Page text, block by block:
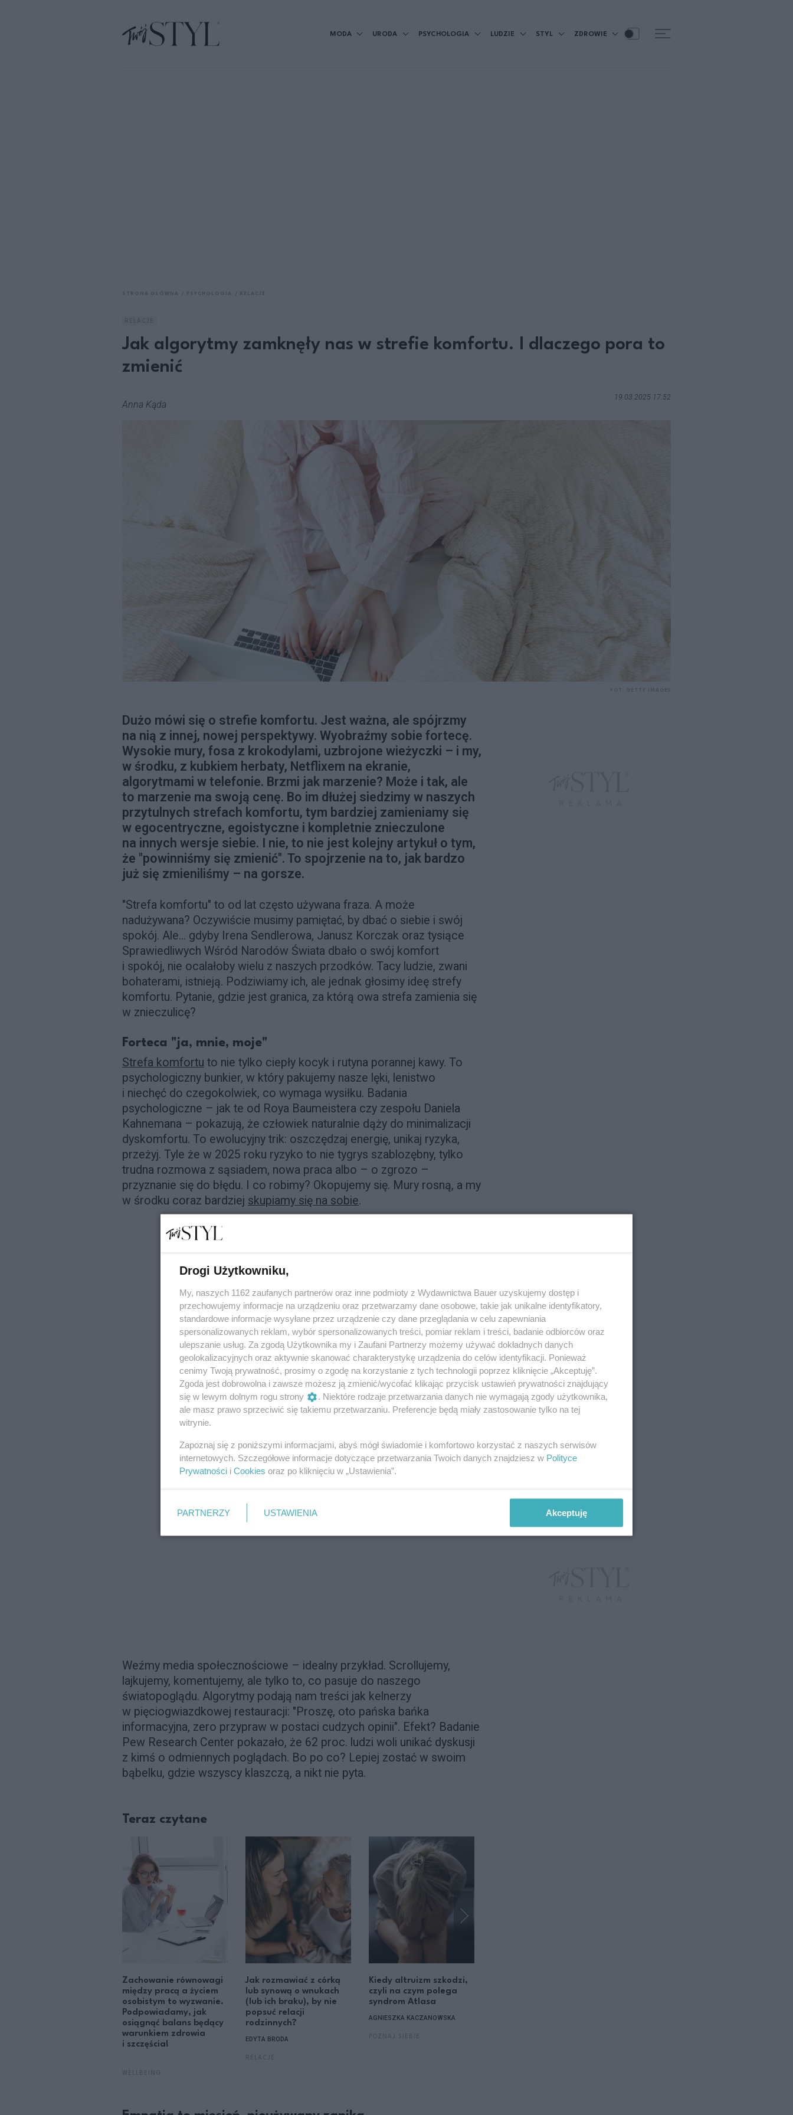
MODA URODA PSYCHOLOGIA LUDZIE STYL ZDROWIE
Jak algorytmy zamknęły nas w strefie komfortu. I dlaczego pora to
zmienić
Anna Kąda
19.03.2025 17:52
Dużo mówi się o strefie komfortu. Jest ważna, ale spójrzmy
na nią z innej, nowej perspektywy. Wyobraźmy sobie fortecę.
Wysokie mury, fosa z krokodylami, uzbrojone wieżyczki – i my,
w środku, z kubkiem herbaty, Netflixem na ekranie,
algorytmami w telefonie. Brzmi jak marzenie? Może i tak, ale
to marzenie ma swoją cenę. Bo im dłużej siedzimy w naszych
przytulnych strefach komfortu, tym bardziej zamieniamy się
w egocentryczne, egoistyczne i kompletnie znieczulone
na innych wersje siebie. I nie, to nie jest kolejny artykuł o tym,
że "powinniśmy się zmienić". To spojrzenie na to, jak bardzo
już się zmieniliśmy – na gorsze.
"Strefa komfortu" to od lat często używana fraza. A może
nadużywana? Oczywiście musimy pamiętać, by dbać o siebie i swój
spokój. Ale... gdyby Irena Sendlerowa, Janusz Korczak oraz tysiące
Sprawiedliwych Wśród Narodów Świata dbało o swój komfort
i spokój, nie ocalałoby wielu z naszych przodków. Tacy ludzie, zwani
bohaterami, istnieją. Podziwiamy ich, ale jednak głosimy ideę strefy
komfortu. Pytanie, gdzie jest granica, za którą owa strefa zamienia się
w znieczulicę?
Forteca "ja, mnie, moje"
Strefa komfortu to nie tylko ciepły kocyk i rutyna porannej kawy. To
psychologiczny bunkier, w który pakujemy nasze lęki, lenistwo
i niechęć do czegokolwiek, co wymaga wysiłku. Badania
psychologiczne – jak te od Roya Baumeistera czy zespołu Daniela
Kahnemana – pokazują, że człowiek naturalnie dąży do minimalizacji
dyskomfortu. To ewolucyjny trik: oszczędzaj energię, unikaj ryzyka,
przeżyj. Tyle że w 2025 roku ryzyko to nie tygrys szablozębny, tylko
trudna rozmowa z sąsiadem, nowa praca albo – o zgrozo –
przyznanie się do błędu. I co robimy? Okopujemy się. Mury rosną, a my
w środku coraz bardziej skupiamy się na sobie.
Weźmy media społecznościowe – idealny przykład. Scrollujemy,
lajkujemy, komentujemy, ale tylko to, co pasuje do naszego
światopoglądu. Algorytmy podają nam treści jak kelnerzy
w pięciogwiazdkowej restauracji: "Proszę, oto pańska bańka
informacyjna, zero przypraw w postaci cudzych opinii". Efekt? Badanie
Pew Research Center pokazało, że 62 proc. ludzi woli unikać dyskusji
z kimś o odmiennych poglądach. Bo po co? Lepiej zostać w swoim
bąbelku, gdzie wszyscy klaszczą, a nikt nie pyta.
Teraz czytane
Zachowanie równowagi
między pracą a życiem
osobistym to wyzwanie.
Podpowiadamy, jak
osiągnąć balans będący
warunkiem zdrowia
i szczęścia!
Jak rozmawiać z córką
lub synową o wnukach
(lub ich braku), by nie
popsuć relacji
rodzinnych?
EDYTA BRODA
Kiedy altruizm szkodzi,
czyli na czym polega
syndrom Atlasa
AGNIESZKA KACZANOWSKA
Drogi Użytkowniku,
My, naszych 1162 zaufanych partnerów oraz inne podmioty z Wydawnictwa Bauer uzyskujemy dostęp i
przechowujemy informacje na urządzeniu oraz przetwarzamy dane osobowe, takie jak unikalne identyfikatory,
standardowe informacje wysyłane przez urządzenie czy dane przeglądania w celu zapewniania
spersonalizowanych reklam, wybór spersonalizowanych treści, pomiar reklam i treści, badanie odbiorców oraz
ulepszanie usług. Za zgodą Użytkownika my i Zaufani Partnerzy możemy używać dokładnych danych
geolokalizacyjnych oraz aktywnie skanować charakterystykę urządzenia do celów identyfikacji. Ponieważ
cenimy Twoją prywatność, prosimy o zgodę na korzystanie z tych technologii poprzez kliknięcie „Akceptuję”.
Zgoda jest dobrowolna i zawsze możesz ją zmienić/wycofać klikając przycisk ustawień prywatności znajdujący
się w lewym dolnym rogu strony
. Niektóre rodzaje przetwarzania danych nie wymagają zgody użytkownika,
ale masz prawo sprzeciwić się takiemu przetwarzaniu. Preferencje będą miały zastosowanie tylko na tej
witrynie.
Zapoznaj się z poniższymi informacjami, abyś mógł świadomie i komfortowo korzystać z naszych serwisów
internetowych. Szczegółowe informacje dotyczące przetwarzania Twoich danych znajdziesz w Polityce
Prywatności i Cookies oraz po kliknięciu w „Ustawienia”.
PARTNERZY USTAWIENIA Akceptuję